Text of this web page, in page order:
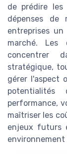
de prédire
dépenses de
entreprises
marché.
concentrer
stratégique,
gérer l'aspect
performance,
maîtriser les
enjeux futurs
environnement